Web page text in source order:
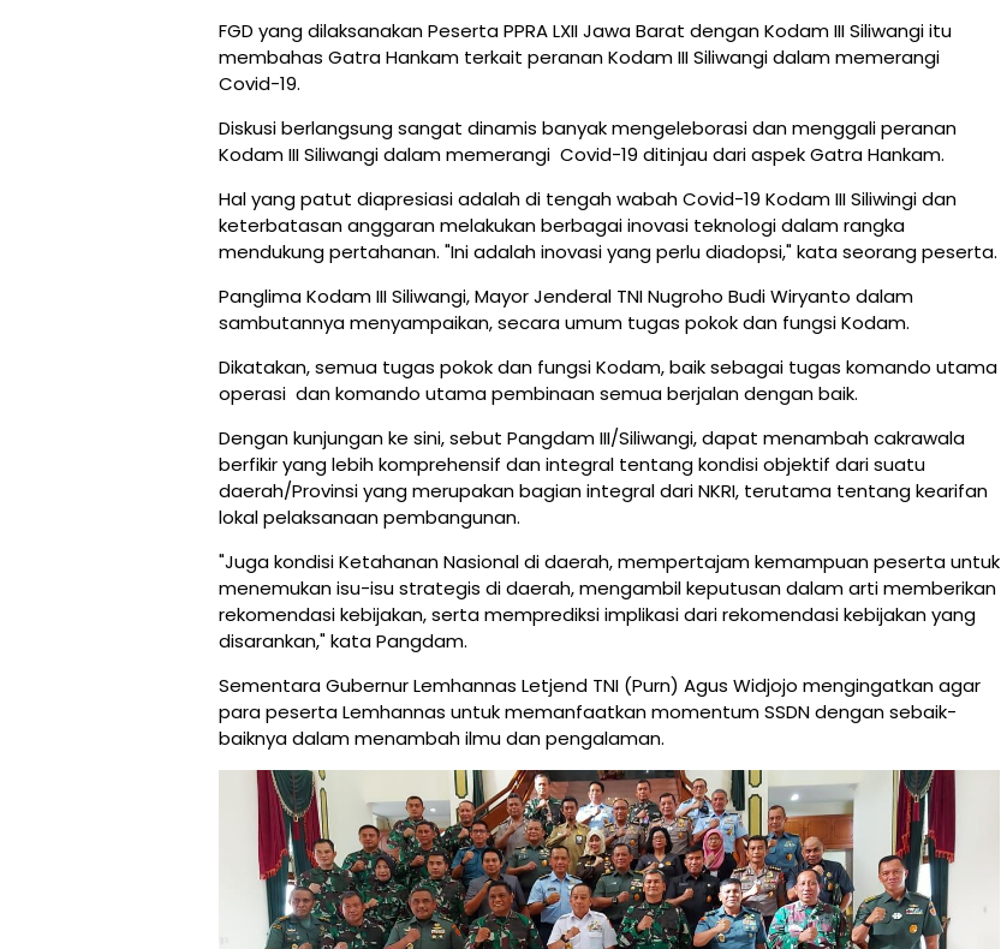
FGD yang dilaksanakan Peserta PPRA LXII Jawa Barat dengan Kodam III Siliwangi itu
membahas Gatra Hankam terkait peranan Kodam III Siliwangi dalam memerangi
Covid-19.
Diskusi berlangsung sangat dinamis banyak mengeleborasi dan menggali peranan
Kodam III Siliwangi dalam memerangi Covid-19 ditinjau dari aspek Gatra Hankam.
Hal yang patut diapresiasi adalah di tengah wabah Covid-19 Kodam III Siliwingi dan
keterbatasan anggaran melakukan berbagai inovasi teknologi dalam rangka
mendukung pertahanan. "Ini adalah inovasi yang perlu diadopsi," kata seorang peserta.
Panglima Kodam III Siliwangi, Mayor Jenderal TNI Nugroho Budi Wiryanto dalam
sambutannya menyampaikan, secara umum tugas pokok dan fungsi Kodam.
Dikatakan, semua tugas pokok dan fungsi Kodam, baik sebagai tugas komando utama
operasi dan komando utama pembinaan semua berjalan dengan baik.
Dengan kunjungan ke sini, sebut Pangdam III/Siliwangi, dapat menambah cakrawala
berfikir yang lebih komprehensif dan integral tentang kondisi objektif dari suatu
daerah/Provinsi yang merupakan bagian integral dari NKRI, terutama tentang kearifan
lokal pelaksanaan pembangunan.
"Juga kondisi Ketahanan Nasional di daerah, mempertajam kemampuan peserta untuk
menemukan isu-isu strategis di daerah, mengambil keputusan dalam arti memberikan
rekomendasi kebijakan, serta memprediksi implikasi dari rekomendasi kebijakan yang
disarankan," kata Pangdam.
Sementara Gubernur Lemhannas Letjend TNI (Purn) Agus Widjojo mengingatkan agar
para peserta Lemhannas untuk memanfaatkan momentum SSDN dengan sebaik-
baiknya dalam menambah ilmu dan pengalaman.